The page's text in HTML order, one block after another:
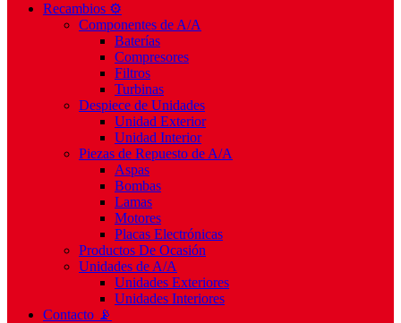
Recambios ⚙️
Componentes de A/A
Baterías
Compresores
Filtros
Turbinas
Despiece de Unidades
Unidad Exterior
Unidad Interior
Piezas de Repuesto de A/A
Aspas
Bombas
Lamas
Motores
Placas Electrónicas
Productos De Ocasión
Unidades de A/A
Unidades Exteriores
Unidades Interiores
Contacto 📡